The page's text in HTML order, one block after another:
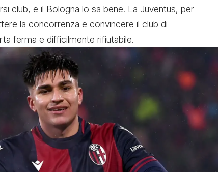
club, e il Bologna lo sa bene. La Juventus, per
la concorrenza e convincere il club di
ferma e difficilmente rifiutabile.